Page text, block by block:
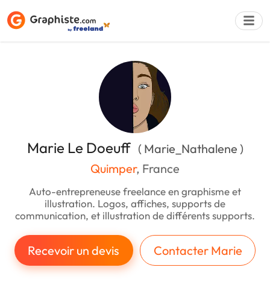
Marie Le Doeuff ( Marie_Nathalene )
Quimper, France
Auto-entrepreneuse freelance en graphisme et
illustration. Logos, affiches, supports de
communication, et illustration de différents supports.
Recevoir un devis Contacter Marie